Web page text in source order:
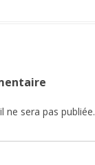
ne sera pas publiée.